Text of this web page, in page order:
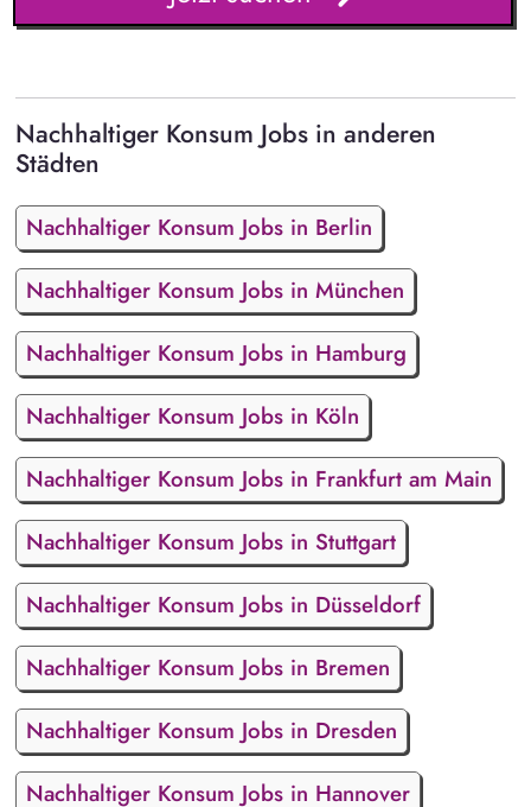
Nachhaltiger Konsum Jobs in anderen
Städten
Nachhaltiger Konsum Jobs in Berlin
Nachhaltiger Konsum Jobs in München
Nachhaltiger Konsum Jobs in Hamburg
Nachhaltiger Konsum Jobs in Köln
Nachhaltiger Konsum Jobs in Frankfurt am Main
Nachhaltiger Konsum Jobs in Stuttgart
Nachhaltiger Konsum Jobs in Düsseldorf
Nachhaltiger Konsum Jobs in Bremen
Nachhaltiger Konsum Jobs in Dresden
Nachhaltiger Konsum Jobs in Hannover